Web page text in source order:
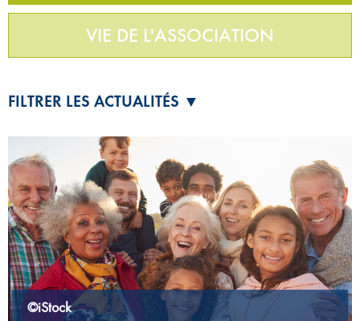
VIE DE L'ASSOCIATION
FILTRER LES ACTUALITÉS ▼
©iStock